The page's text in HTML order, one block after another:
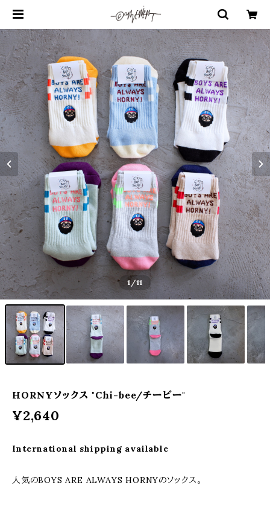
1/11
HORNYソックス "Chi-bee/チービー"
¥2,640
International shipping available
人気のBOYS ARE ALWAYS HORNYのソックス。